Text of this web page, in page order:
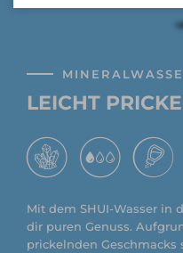
LEICHT
Mit dem SHUI-Wasser in
dir puren Genuss.
prickelnden